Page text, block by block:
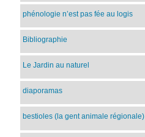
phénologie n’est pas fée au logis
Bibliographie
Le Jardin au naturel
diaporamas
bestioles (la gent animale régionale)